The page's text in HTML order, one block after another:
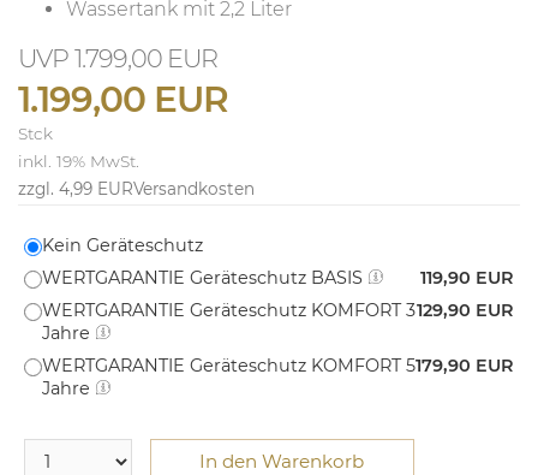
Wassertank mit 2,2 Liter
1.799,00 EUR
1.199,00 EUR
Stck
inkl. 19% MwSt.
zzgl. 4,99 EURVersandkosten
Kein Geräteschutz
WERTGARANTIE Geräteschutz BASIS
119,90 EUR
WERTGARANTIE Geräteschutz KOMFORT 3
Jahre
129,90 EUR
WERTGARANTIE Geräteschutz KOMFORT 5
Jahre
179,90 EUR
In den Warenkorb